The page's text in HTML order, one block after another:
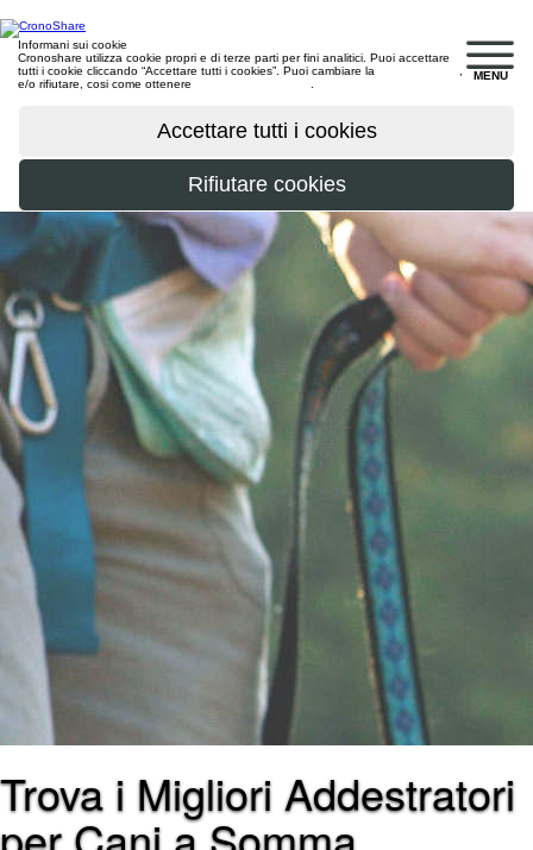
MENU
Informani sui cookie
Cronoshare utilizza cookie propri e di terze parti per fini analitici. Puoi accettare
tutti i cookie cliccando “Accettare tutti i cookies”. Puoi cambiare la
e/o rifiutare, cosi come ottenere
Trova i Migliori Addestratori